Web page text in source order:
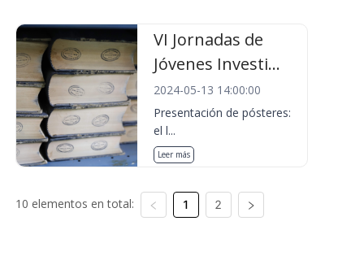
VI Jornadas de
Jóvenes Investi...
2024-05-13 14:00:00
Presentación de pósteres:
el l...
Leer más
10 elementos en total: 1 2